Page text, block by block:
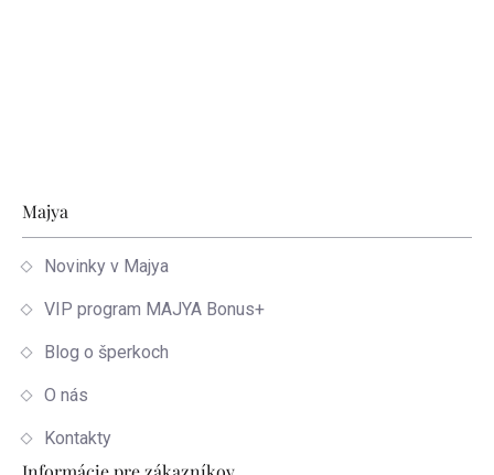
Zápätie
Majya
Novinky v Majya
VIP program MAJYA Bonus+
Blog o šperkoch
O nás
Kontakty